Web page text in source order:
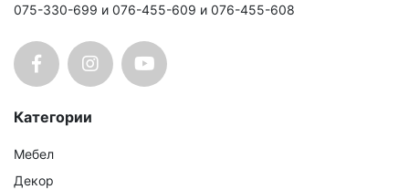
075-330-699 и 076-455-609 и 076-455-608
Категории
Мебел
Декор